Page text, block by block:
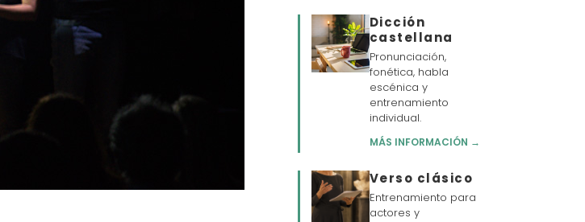
Dicción
castellana
Pronunciación,
fonética, habla
escénica y
entrenamiento
individual.
MÁS INFORMACIÓN →
Verso clásico
Entrenamiento para
actores y